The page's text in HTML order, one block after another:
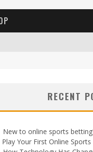
RECENT
New to online sports
Your First Online